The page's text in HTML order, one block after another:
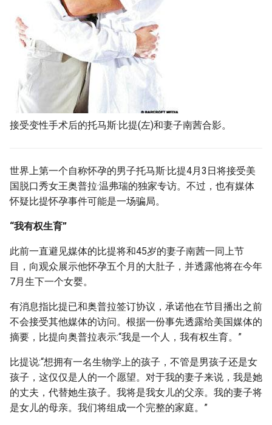
接受变性手术后的托马斯·比提(左)和妻子南茜合影。
世界上第一个自称怀孕的男子托马斯·比提4月3日将接受美
国脱口秀女王奥普拉·温弗瑞的独家专访。不过，也有媒体
怀疑比提怀孕事件可能是一场骗局。
“我有权生育”
此前一直避见媒体的比提将和45岁的妻子南茜一同上节
目，向观众展示他怀孕五个月的大肚子，并透露他将在今年
7月生下一个女婴。
有消息指比提已和奥普拉签订协议，承诺他在节目播出之前
不会接受其他媒体的访问。根据一份事先透露给美国媒体的
摘要，比提向奥普拉表示:“我是一个人，我有权生育。”
比提说:“想拥有一名生物学上的孩子，不管是男孩子还是女
孩子，这仅仅是人的一个愿望。对于我的妻子来说，我是她
的丈夫，代替她生孩子。我将是我女儿的父亲。我的妻子将
是女儿的母亲。我们将组成一个完整的家庭。”